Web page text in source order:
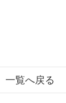
一覧へ戻る